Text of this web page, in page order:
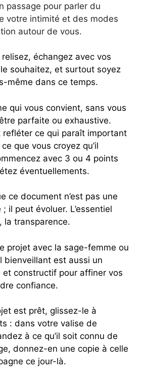
passage pour parler du
votre intimité et des modes
autour de vous.
échangez avec vos
souhaitez, et surtout soyez
même dans ce temps.
qui vous convient, sans vous
parfaite ou exhaustive.
ce qui paraît important
que vous croyez qu’il
avec 3 ou 4 points
éventuellements.
ce document n’est pas une
il peut évoluer. L’essentiel
la transparence.
projet avec la sage-femme ou
bienveillant est aussi un
et constructif pour affiner vos
confiance.
est prêt, glissez-le à
: dans votre valise de
à ce qu’il soit connu de
donnez-en une copie à celle
ce jour-là.